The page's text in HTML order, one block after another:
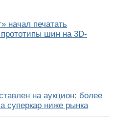
начал печатать
шин на 3D-
на аукцион: более
суперкар ниже рынка